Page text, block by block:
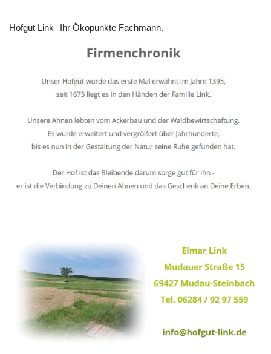
Hofgut Link Ihr Ökopunkte Fachmann.